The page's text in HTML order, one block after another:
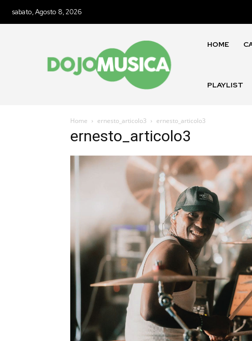
sabato, Agosto 8, 2026
HOME
PLAYLIST
Home ernesto_articolo3 ernesto_articolo3
ernesto_articolo3